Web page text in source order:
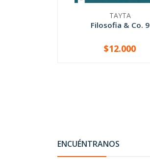
TAYTA
Filosofia & Co. 9
+
$12.000
ENCUÉNTRANOS